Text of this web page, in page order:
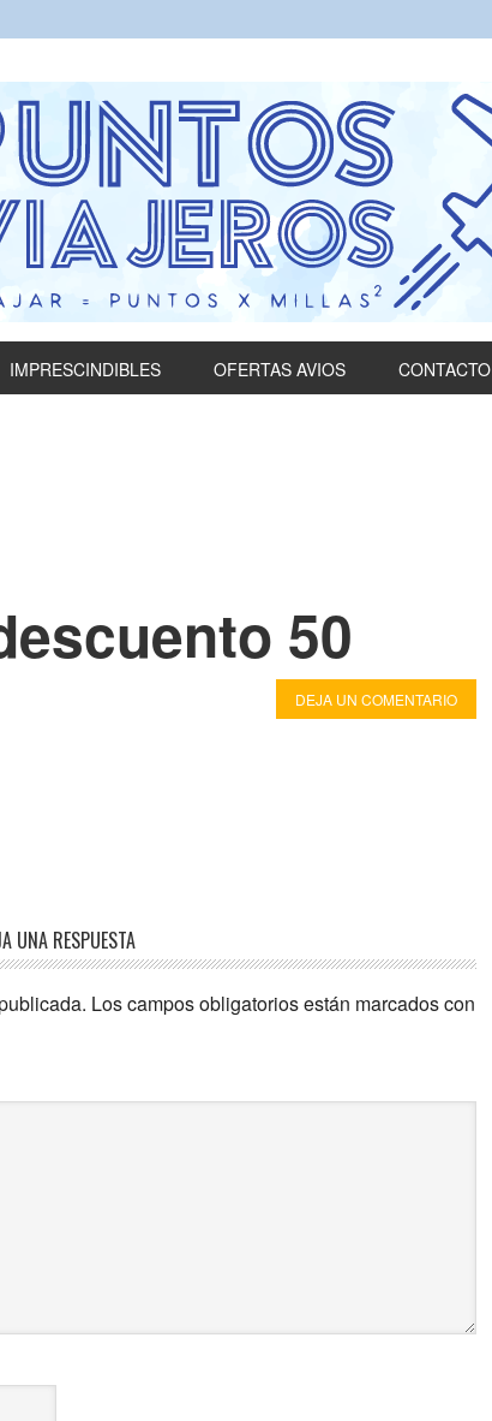
IMPRESCINDIBLES OFERTAS AVIOS CONTACTO
50
DEJA UN COMENTARIO
UNA RESPUESTA
Los campos obligatorios están marcados con